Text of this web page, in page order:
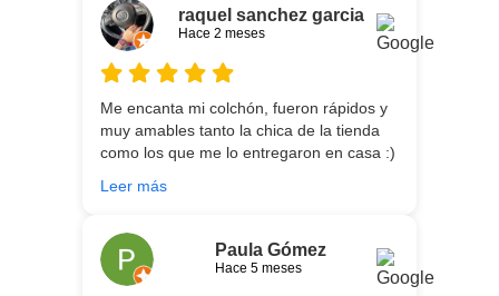
raquel sanchez garcia
Hace 2 meses
Me encanta mi colchón, fueron rápidos y
muy amables tanto la chica de la tienda
como los que me lo entregaron en casa :)
meses después:) son todos un encanto y
canapé, una entrega rapidísima y fácil
comunicación con los repartidores que lo
traen y montan :) encantada
Leer más
Paula Gómez
Hace 5 meses